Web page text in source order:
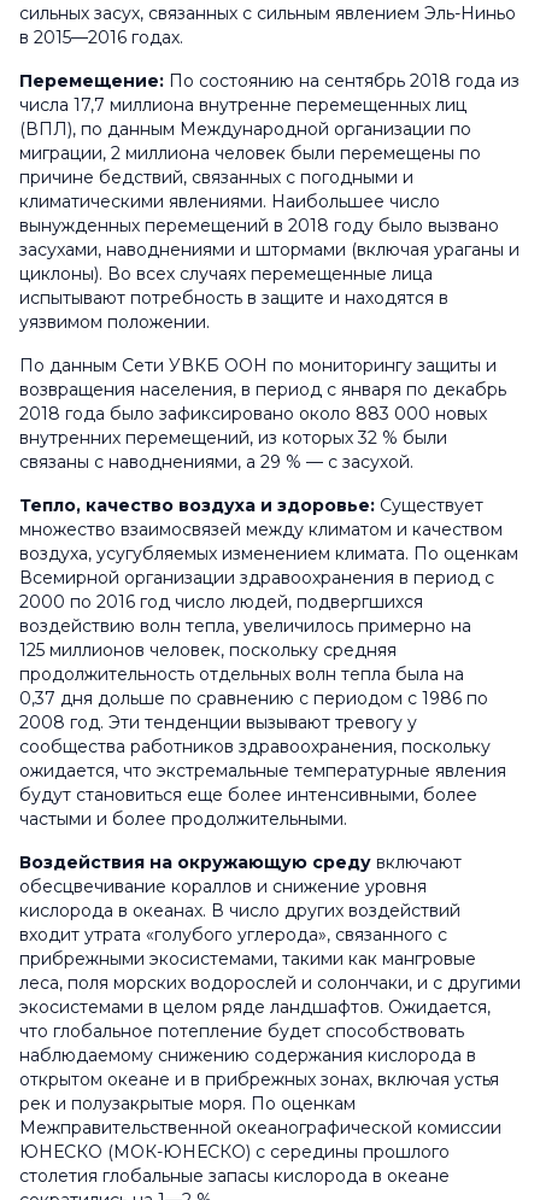
сильных засух, связанных с сильным явлением Эль-Ниньо
в 2015—2016 годах.
Перемещение: По состоянию на сентябрь 2018 года из
числа 17,7 миллиона внутренне перемещенных лиц
(ВПЛ), по данным Международной организации по
миграции, 2 миллиона человек были перемещены по
причине бедствий, связанных с погодными и
климатическими явлениями. Наибольшее число
вынужденных перемещений в 2018 году было вызвано
засухами, наводнениями и штормами (включая ураганы и
циклоны). Во всех случаях перемещенные лица
испытывают потребность в защите и находятся в
уязвимом положении.
По данным Сети УВКБ ООН по мониторингу защиты и
возвращения населения, в период с января по декабрь
2018 года было зафиксировано около 883 000 новых
внутренних перемещений, из которых 32 % были
связаны с наводнениями, а 29 % — с засухой.
Тепло, качество воздуха и здоровье: Существует
множество взаимосвязей между климатом и качеством
воздуха, усугубляемых изменением климата. По оценкам
Всемирной организации здравоохранения в период с
2000 по 2016 год число людей, подвергшихся
воздействию волн тепла, увеличилось примерно на
125 миллионов человек, поскольку средняя
продолжительность отдельных волн тепла была на
0,37 дня дольше по сравнению с периодом с 1986 по
2008 год. Эти тенденции вызывают тревогу у
сообщества работников здравоохранения, поскольку
ожидается, что экстремальные температурные явления
будут становиться еще более интенсивными, более
частыми и более продолжительными.
Воздействия на окружающую среду включают
обесцвечивание кораллов и снижение уровня
кислорода в океанах. В число других воздействий
входит утрата «голубого углерода», связанного с
прибрежными экосистемами, такими как мангровые
леса, поля морских водорослей и солончаки, и с другими
экосистемами в целом ряде ландшафтов. Ожидается,
что глобальное потепление будет способствовать
наблюдаемому снижению содержания кислорода в
открытом океане и в прибрежных зонах, включая устья
рек и полузакрытые моря. По оценкам
Межправительственной океанографической комиссии
ЮНЕСКО (МОК-ЮНЕСКО) с середины прошлого
столетия глобальные запасы кислорода в океане